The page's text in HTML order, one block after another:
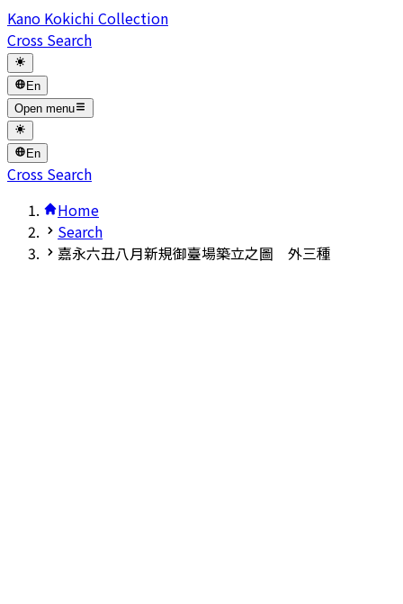
Kano Kokichi Collection
Cross Search
En
Open menu
En
Cross Search
Home
Search
嘉永六丑八月新規御臺場築立之圖 外三種